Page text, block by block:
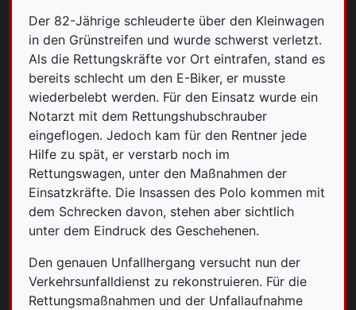
Der 82-Jährige schleuderte über den Kleinwagen
in den Grünstreifen und wurde schwerst verletzt.
Als die Rettungskräfte vor Ort eintrafen, stand es
bereits schlecht um den E-Biker, er musste
wiederbelebt werden. Für den Einsatz wurde ein
Notarzt mit dem Rettungshubschrauber
eingeflogen. Jedoch kam für den Rentner jede
Hilfe zu spät, er verstarb noch im
Rettungswagen, unter den Maßnahmen der
Einsatzkräfte. Die Insassen des Polo kommen mit
dem Schrecken davon, stehen aber sichtlich
unter dem Eindruck des Geschehenen.
Den genauen Unfallhergang versucht nun der
Verkehrsunfalldienst zu rekonstruieren. Für die
Rettungsmaßnahmen und der Unfallaufnahme